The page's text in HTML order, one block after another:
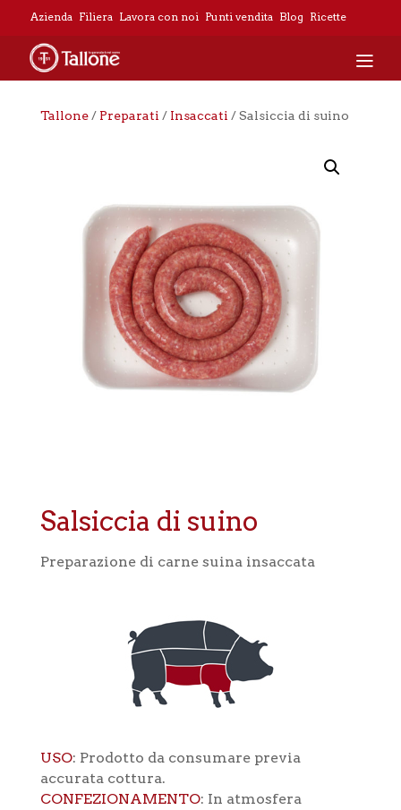
Azienda Filiera Lavora con noi Punti vendita Blog Ricette
Tallone/ Preparati / Insaccati / Salsiccia di suino
Salsiccia di suino
Preparazione di carne suina insaccata
USO: Prodotto da consumare previa
accurata cottura.
CONFEZIONAMENTO: In atmosfera